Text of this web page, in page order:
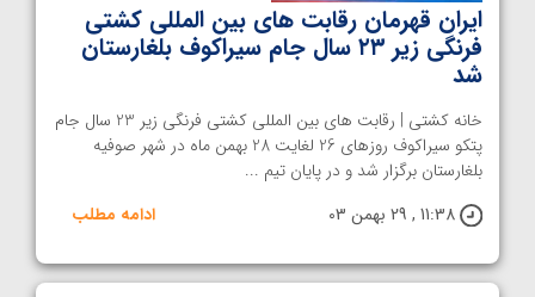
ایران قهرمان رقابت های بین المللی کشتی
فرنگی زیر ۲۳ سال جام سیراکوف بلغارستان
شد
خانه کشتی | رقابت های بین المللی کشتی فرنگی زیر 23 سال جام
پتکو سیراکوف روزهای 26 لغایت 28 بهمن ماه در شهر صوفیه
بلغارستان برگزار شد و در پایان تیم ...
11:38 , 29 بهمن 03
ادامه مطلب